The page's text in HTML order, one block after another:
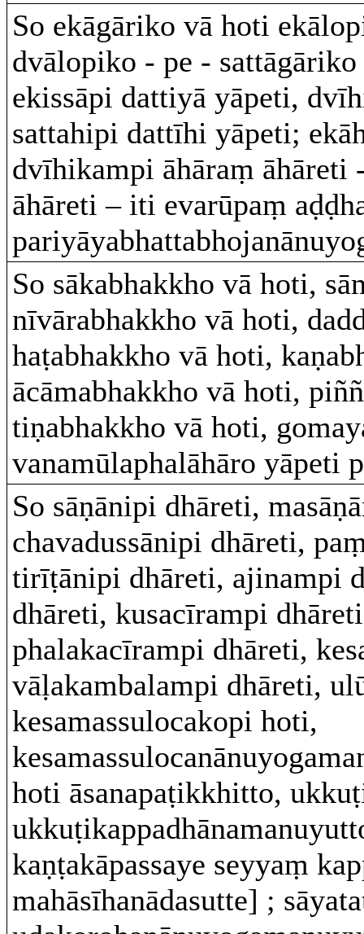
So ekāgāriko vā hoti
dvālopiko - pe -
ekissāpi dattiyā yāpeti,
sattahipi dattīhi yāpeti;
dvīhikampi āhāraṃ āhāreti
āhāreti – iti evarūpaṃ
So sākabhakkho vā hoti,
nīvārabhakkho vā hoti,
haṭabhakkho vā hoti,
ācāmabhakkho vā hoti,
tiṇabhakkho vā hoti,
vanamūlaphalāhāro yāpeti
So sāṇānipi dhāreti,
chavadussānipi dhāreti,
tirīṭānipi dhāreti, ajinampi
dhāreti, kusacīrampi
phalakacīrampi dhāreti,
vāḷakambalampi dhāreti,
kesamassulocakopi hoti,
hoti āsanapaṭikkhitto,
kaṇṭakāpassaye seyyaṃ
mahāsīhanādasutte] ;